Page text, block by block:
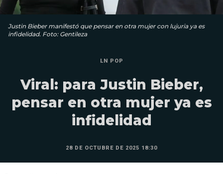
Justin Bieber manifestó que pensar en otra mujer con lujuria ya es
infidelidad. Foto: Gentileza
LN POP
Viral: para Justin Bieber,
pensar en otra mujer ya es
infidelidad
28 DE OCTUBRE DE 2025 18:30